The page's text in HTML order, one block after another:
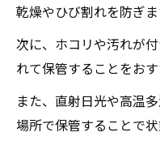
乾燥やひび割れを防ぎま
次に、ホコリや汚れが
れて保管することをおす
また、直射日光や高温
場所で保管することで